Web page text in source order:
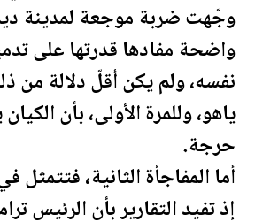
وجّهت ضربة موجعة لمدينة
واضحة مفادها قدرتها على
نفسه، ولم يكن أقلّ دلالة من
ياهو، وللمرة الأولى، بأن
حرجة.
أما المفاجأة الثانية،
إذ تفيد التقارير بأن الرئيس